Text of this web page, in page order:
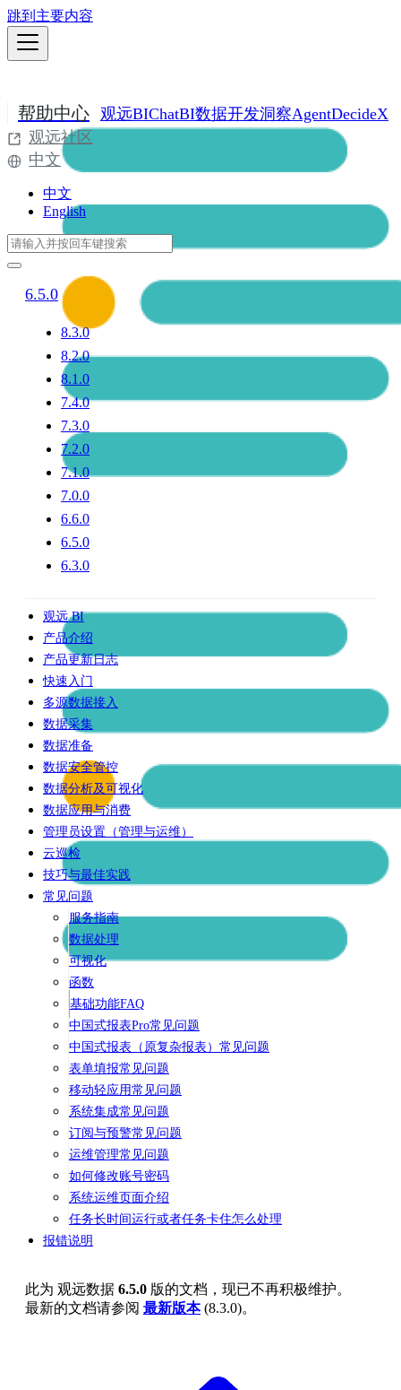
跳到主要内容
帮助中心 观远BIChatBI数据开发洞察AgentDecideX
观远社区
中文
中文
English
6.5.0
8.3.0
8.2.0
8.1.0
7.4.0
7.3.0
7.2.0
7.1.0
7.0.0
6.6.0
6.5.0
6.3.0
观远 BI
产品介绍
产品更新日志
快速入门
多源数据接入
数据采集
数据准备
数据安全管控
数据分析及可视化
数据应用与消费
管理员设置（管理与运维）
云巡检
技巧与最佳实践
常见问题
服务指南
数据处理
可视化
函数
基础功能FAQ
中国式报表Pro常见问题
中国式报表（原复杂报表）常见问题
表单填报常见问题
移动轻应用常见问题
系统集成常见问题
订阅与预警常见问题
运维管理常见问题
如何修改账号密码
系统运维页面介绍
任务长时间运行或者任务卡住怎么处理
报错说明
此为 观远数据 6.5.0 版的文档，现已不再积极维护。
最新的文档请参阅 最新版本(8.3.0)。